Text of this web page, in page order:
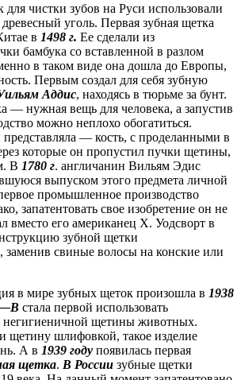
чистки зубов на Руси использовали
уголь. Первая зубная щетка
в 1498 г. Ее сделали из
бамбука со вставленной в разлом
в таком виде она дошла до Европы,
Первым создал для себя зубную
Аддис, находясь в тюрьме за бунт.
— нужная вещь для человека, а запустив
можно неплохо обогатиться.
— кость, с проделанными в
которые он пропустил пучки щетины,
В 1780 г. англичанин Вильям Эдис
выпуском этого предмета личной
промышленное производство
запатентовать свое изобретение он не
вместо его американец Х. Уодсворт в
зубной щетки
заменив свиные волосы на конские или
в мире зубных щеток произошла в 1938
B стала первой использовать
негигиеничной щетины животных.
щетину шлифовкой, такое изделие
А в 1939 году появилась первая
щетка. В России зубные щетки